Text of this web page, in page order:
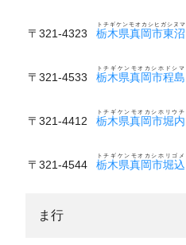
〒321-4323 栃木県真岡市東沼
トチギケンモオカシヒガシヌマ
〒321-4533 栃木県真岡市程島
トチギケンモオカシホドシマ
〒321-4412 栃木県真岡市堀内
トチギケンモオカシホリウチ
〒321-4544 栃木県真岡市堀込
トチギケンモオカシホリゴメ
ま行